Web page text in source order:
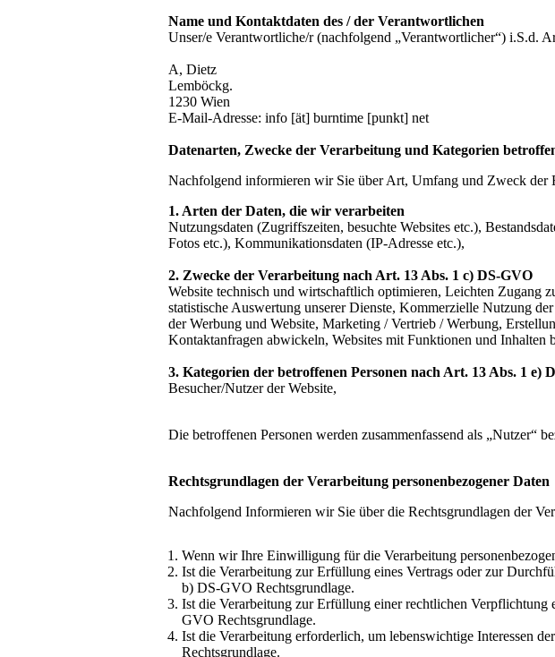
Name und Kontaktdaten des / der Verantwortlichen
Unser/e Verantwortliche/r (nachfolgend „Verantwortlicher“) i.S.d.
A, Dietz
Lemböckg.
1230 Wien
E-Mail-Adresse: info [ät] burntime [punkt] net
Datenarten, Zwecke der Verarbeitung und Kategorien
Nachfolgend informieren wir Sie über Art, Umfang und Zweck der
1. Arten der Daten, die wir verarbeiten
Nutzungsdaten (Zugriffszeiten, besuchte Websites etc.),
Fotos etc.), Kommunikationsdaten (IP-Adresse etc.),
2. Zwecke der Verarbeitung nach Art. 13 Abs. 1 c) DS-GVO
Website technisch und wirtschaftlich optimieren, Leichten Zugang
statistische Auswertung unserer Dienste, Kommerzielle Nutzung
der Werbung und Website, Marketing / Vertrieb / Werbung,
Kontaktanfragen abwickeln, Websites mit Funktionen und Inhalten
3. Kategorien der betroffenen Personen nach Art. 13 Abs. 1 e)
Besucher/Nutzer der Website,
Die betroffenen Personen werden zusammenfassend als „Nutzer“
Rechtsgrundlagen der Verarbeitung personenbezogener Daten
Nachfolgend Informieren wir Sie über die Rechtsgrundlagen der
Wenn wir Ihre Einwilligung für die Verarbeitung
Ist die Verarbeitung zur Erfüllung eines Vertrags oder zur
b) DS-GVO Rechtsgrundlage.
Ist die Verarbeitung zur Erfüllung einer rechtlichen
GVO Rechtsgrundlage.
Ist die Verarbeitung erforderlich, um lebenswichtige Interessen
Rechtsgrundlage.